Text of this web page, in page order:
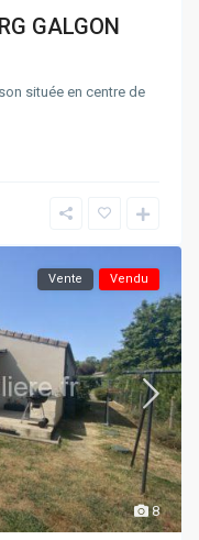
GALGON
située en centre de
8
Vente Vendu